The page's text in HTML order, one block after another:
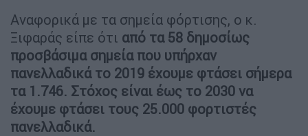
Αναφορικά με τα σημεία φόρτισης, ο κ.
Ξιφαράς είπε ότι από τα 58 δημοσίως
προσβάσιμα σημεία που υπήρχαν
πανελλαδικά το 2019 έχουμε φτάσει σήμερα
τα 1.746. Στόχος είναι έως το 2030 να
έχουμε φτάσει τους 25.000 φορτιστές
πανελλαδικά.